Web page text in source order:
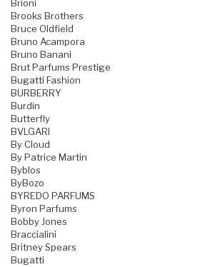
Brioni
Brooks Brothers
Bruce Oldfield
Bruno Acampora
Bruno Banani
Brut Parfums Prestige
Bugatti Fashion
BURBERRY
Burdin
Butterfly
BVLGARI
By Cloud
By Patrice Martin
Byblos
ByBozo
BYREDO PARFUMS
Byron Parfums
Bobby Jones
Braccialini
Britney Spears
Bugatti